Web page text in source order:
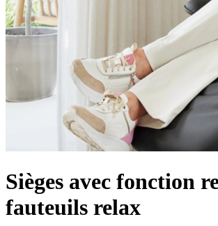
Sièges avec fonction
fauteuils relax